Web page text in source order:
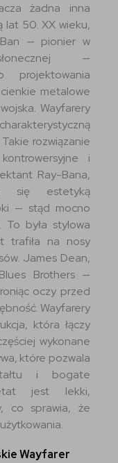
żadna inna
lat 50. XX wieku,
— pionier w
—
projektowania
metalowe
Wayfarery
rozwiązanie
i
Ray-Bana,
się estetyką
— stąd mocno
To była stylowa
trafiła na nosy
James Dean,
Brothers —
oczy przed
Wayfarery
która łączy
wykonane
które pozwala
i bogate
jest lekki,
co sprawia, że
Wayfarer